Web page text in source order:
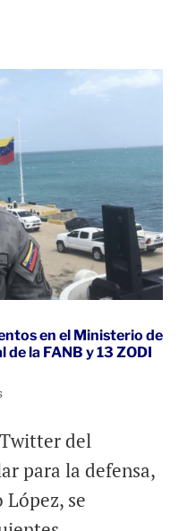
en el Ministerio de
la FANB y 13 ZODI
del
para la defensa,
se